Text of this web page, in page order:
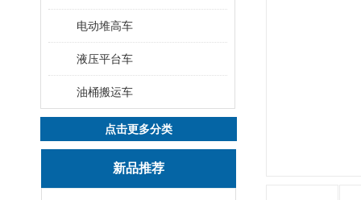
电动堆高车
液压平台车
油桶搬运车
点击更多分类
新品推荐